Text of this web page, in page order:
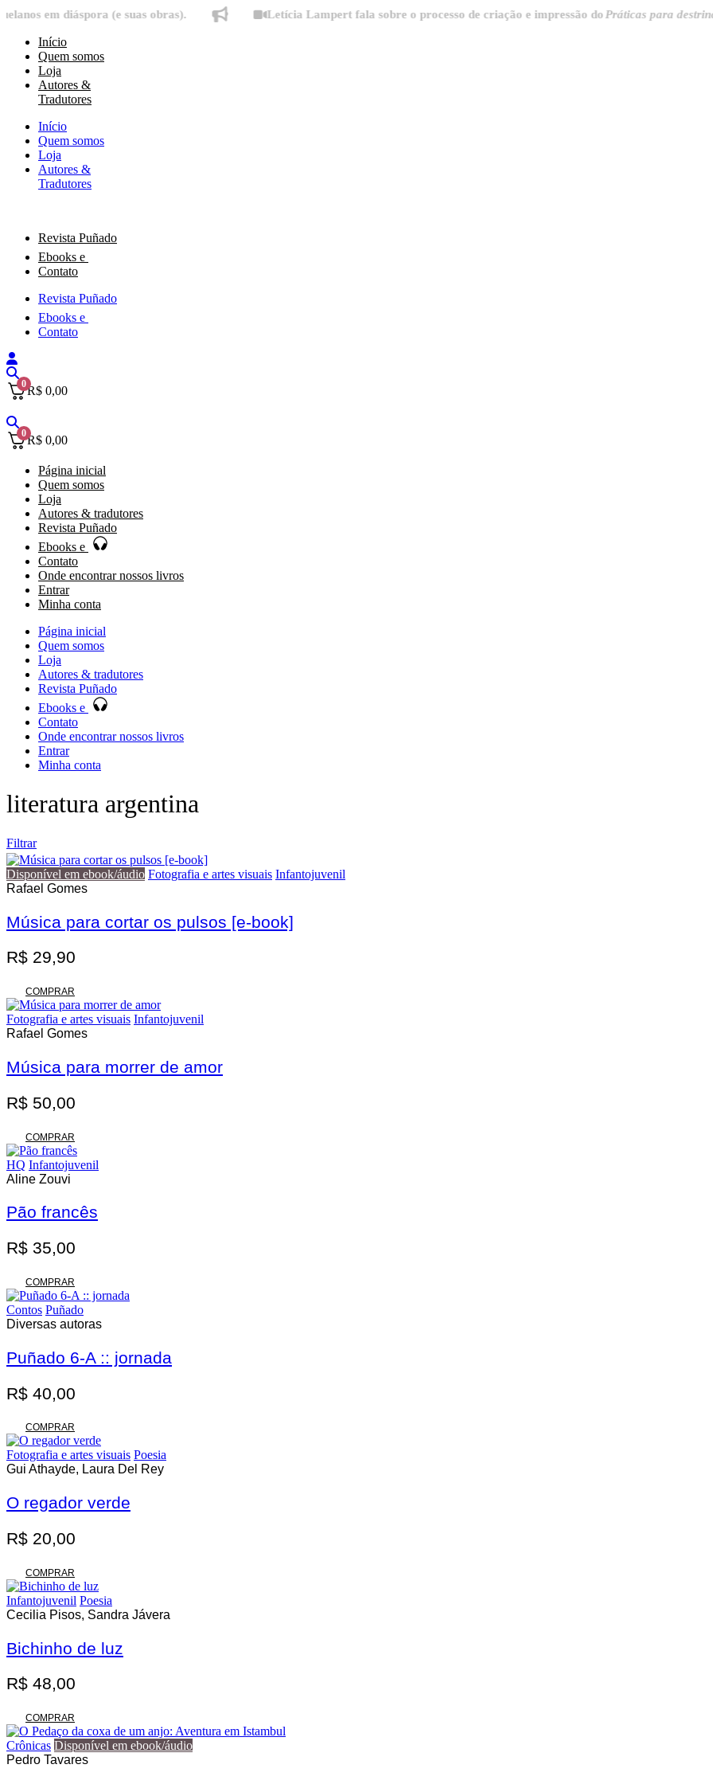
Ir
conteúdo
diáspora (e suas obras). Letícia Lampert fala sobre o processo de criação e impressão doPráticas para destrinchar a
Início
Quem somos
Loja
Autores &
Tradutores
Início
Quem somos
Loja
Autores &
Tradutores
Revista Puñado
Ebooks e
Contato
Revista Puñado
Ebooks e
Contato
0R$ 0,00
0R$ 0,00
Página inicial
Quem somos
Loja
Autores & tradutores
Revista Puñado
Ebooks e
Contato
Onde encontrar nossos livros
Entrar
Minha conta
Página inicial
Quem somos
Loja
Autores & tradutores
Revista Puñado
Ebooks e
Contato
Onde encontrar nossos livros
Entrar
Minha conta
literatura argentina
Filtrar
Promoção
Disponível em ebook/áudio Fotografia e artes visuais Infantojuvenil
Rafael Gomes
Música para cortar os pulsos [e-book]
R$ 29,90
COMPRAR
Fotografia e artes visuais Infantojuvenil
Rafael Gomes
Música para morrer de amor
R$ 50,00
COMPRAR
HQ Infantojuvenil
Aline Zouvi
Pão francês
R$ 35,00
COMPRAR
Contos Puñado
Diversas autoras
Puñado 6-A :: jornada
R$ 40,00
COMPRAR
Fotografia e artes visuais Poesia
Gui Athayde, Laura Del Rey
O regador verde
R$ 20,00
COMPRAR
Infantojuvenil Poesia
Cecilia Pisos, Sandra Jávera
Bichinho de luz
R$ 48,00
COMPRAR
Crônicas Disponível em ebook/áudio
Pedro Tavares